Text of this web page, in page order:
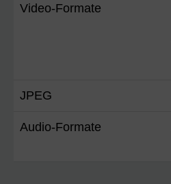
Video-Formate
JPEG
Audio-Formate